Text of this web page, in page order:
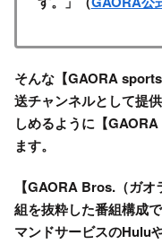
そんな【GAORA
送チャンネルとして提
しめるように【GAORA
ます。
【GAORA Bros.（ガ
組を抜粋した番組構成
マンドサービスのHulu